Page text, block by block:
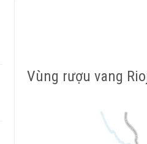
Vùng rượu vang